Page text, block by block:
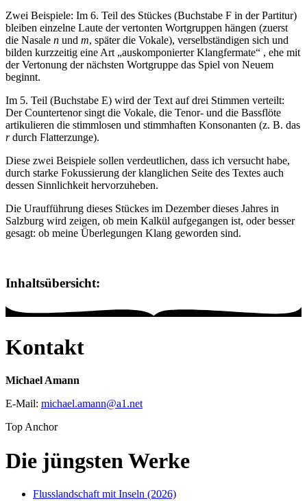
Zwei Beispiele: Im 6. Teil des Stückes (Buchstabe F in der Partitur)
bleiben einzelne Laute der vertonten Wortgruppen hängen (zuerst
die Nasale n und m, später die Vokale), verselbständigen sich und
bilden kurzzeitig eine Art „auskomponierter Klangfermate“ , ehe mit
der Vertonung der nächsten Wortgruppe das Spiel von Neuem
beginnt.
Im 5. Teil (Buchstabe E) wird der Text auf drei Stimmen verteilt:
Der Countertenor singt die Vokale, die Tenor- und die Bassflöte
artikulieren die stimmlosen und stimmhaften Konsonanten (z. B. das
rdurch Flatterzunge).
Diese zwei Beispiele sollen verdeutlichen, dass ich versucht habe,
durch starke Fokussierung der klanglichen Seite des Textes auch
dessen Sinnlichkeit hervorzuheben.
Die Uraufführung dieses Stückes im Dezember dieses Jahres in
Salzburg wird zeigen, ob mein Kalkül aufgegangen ist, oder besser
gesagt: ob meine Überlegungen Klang geworden sind.
Inhaltsübersicht:
Kontakt
Michael Amann
E-Mail: michael.amann@a1 .net
Top Anchor
Die jüngsten Werke
Flusslandschaft mit Inseln (2026)